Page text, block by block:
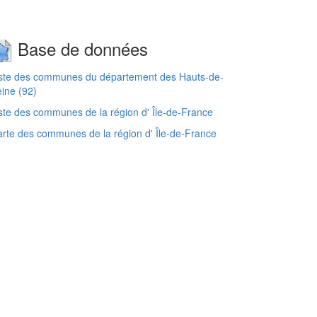
Base de données
des communes du département des Hauts-de-
(92)
des communes de la région d' Île-de-France
des communes de la région d' Île-de-France